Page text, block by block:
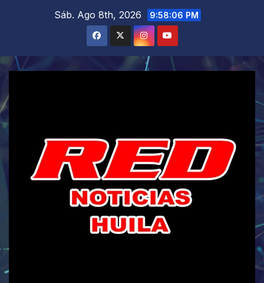
Sáb. Ago 8th, 2026 9:58:07 PM